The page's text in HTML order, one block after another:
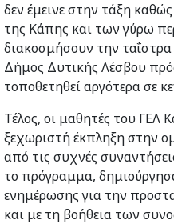
δεν έμεινε στην τάξη
της Κάπης και των γύρω
διακοσμήσουν την
Δήμος Δυτικής Λέσβου
τοποθετηθεί αργότερα σε
Τέλος, οι μαθητές του ΓΕΛ
ξεχωριστή έκπληξη στην
από τις συχνές
το πρόγραμμα,
ενημέρωσης για την
και με τη βοήθεια των